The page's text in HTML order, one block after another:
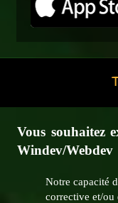
Vous souhaitez
Windev/Webdev
Notre capacité
corrective et/ou